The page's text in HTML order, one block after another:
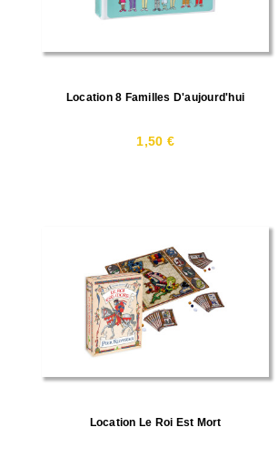
Location 8 Familles D'aujourd'hui
1,50 €
Location Le Roi Est Mort